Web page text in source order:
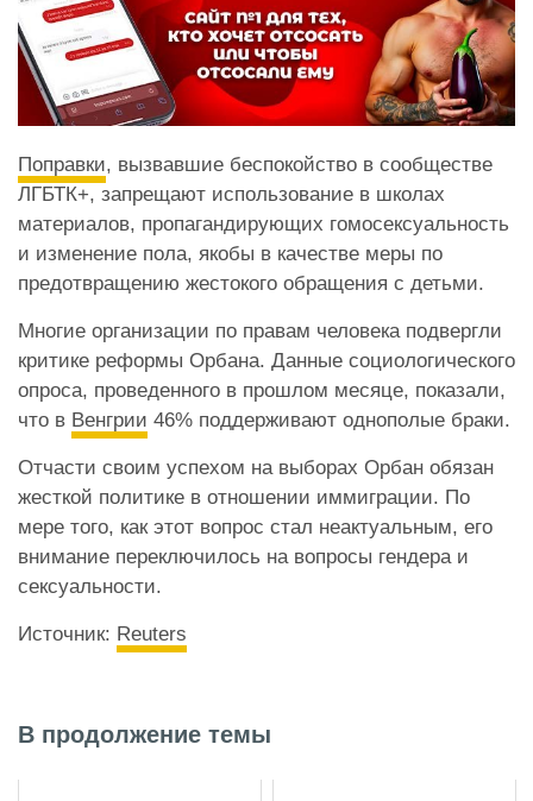
Поправки, вызвавшие беспокойство в сообществе
ЛГБТК+, запрещают использование в школах
материалов, пропагандирующих гомосексуальность
и изменение пола, якобы в качестве меры по
предотвращению жестокого обращения с детьми.
Многие организации по правам человека подвергли
критике реформы Орбана. Данные социологического
опроса, проведенного в прошлом месяце, показали,
что в Венгрии 46% поддерживают однополые браки.
Отчасти своим успехом на выборах Орбан обязан
жесткой политике в отношении иммиграции. По
мере того, как этот вопрос стал неактуальным, его
внимание переключилось на вопросы гендера и
сексуальности.
Источник: Reuters
В продолжение темы